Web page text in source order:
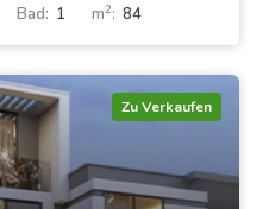
Bad: 1 m2: 84
Zu Verkaufen